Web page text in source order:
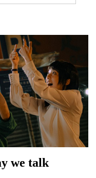
we talk